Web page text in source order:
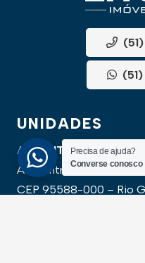
UNIDADES
ATLÂNTIDA
Av. Central, 1510, loja 02
CEP 95588-000 – Rio
Precisa de ajuda?
Converse conosco